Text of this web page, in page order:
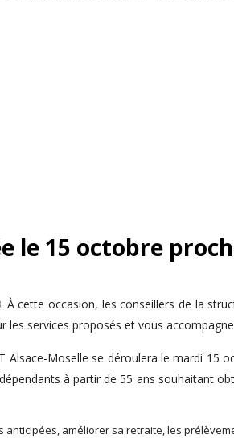
le 15 octobre
. À cette occasion, les conseillers de la
services proposés et vous
Alsace-Moselle se déroulera le mardi 15
à partir de 55 ans souhaitant
améliorer sa retraite, les